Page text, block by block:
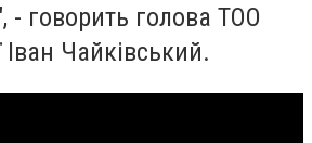
говорить голова ТОО
Іван Чайківський.